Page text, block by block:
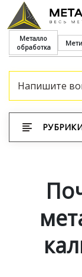
Металло
обработка